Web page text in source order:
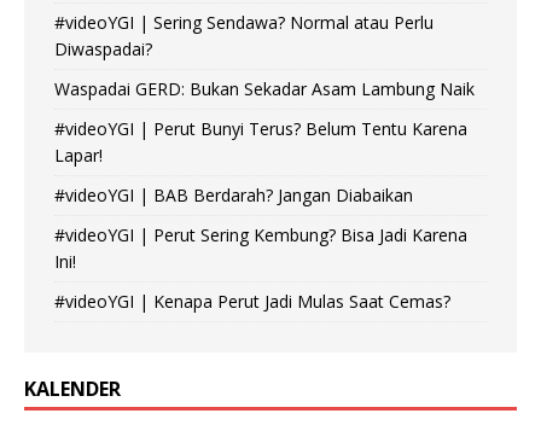
#videoYGI | Sering Sendawa? Normal atau Perlu
Diwaspadai?
Waspadai GERD: Bukan Sekadar Asam Lambung Naik
#videoYGI | Perut Bunyi Terus? Belum Tentu Karena
Lapar!
#videoYGI | BAB Berdarah? Jangan Diabaikan
#videoYGI | Perut Sering Kembung? Bisa Jadi Karena
Ini!
#videoYGI | Kenapa Perut Jadi Mulas Saat Cemas?
KALENDER